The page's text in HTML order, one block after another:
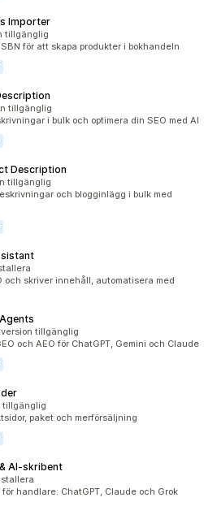
Importer
tillgänglig
för att skapa produkter i bokhandeln
tillgänglig
i bulk och optimera din SEO med AI
Description
tillgänglig
och blogginlägg i bulk med
och skriver innehåll, automatisera med
tillgänglig
och AEO för ChatGPT, Gemini och Claude
tillgänglig
paket och merförsäljning
AI‑skribent
handlare: ChatGPT, Claude och Grok